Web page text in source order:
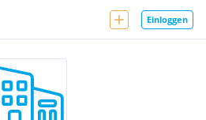
Einloggen